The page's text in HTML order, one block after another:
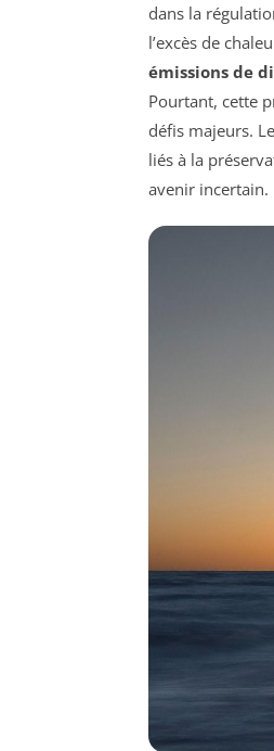
dans la
l’excès de
émissions de
Pourtant, cette
défis majeurs.
liés à la
avenir incertain.